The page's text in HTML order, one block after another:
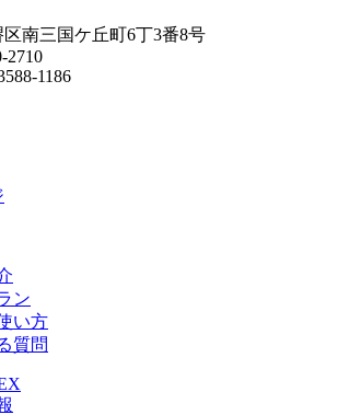
南三国ケ丘町6丁3番8号
2710
1186
ン
い方
質問